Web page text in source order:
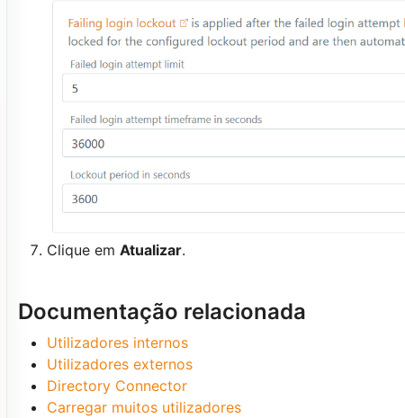
Clique em Atualizar.
Documentação relacionada
Utilizadores internos
Utilizadores externos
Directory Connector
Carregar muitos utilizadores